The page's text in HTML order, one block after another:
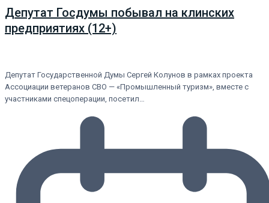
Депутат Госдумы побывал на клинских
предприятиях (12+)
Депутат Государственной Думы Сергей Колунов в рамках проекта
Ассоциации ветеранов СВО — «Промышленный туризм», вместе с
участниками спецоперации, посетил…